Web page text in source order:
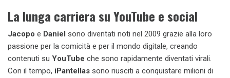
La lunga carriera su YouTube e social
Jacopo e Daniel sono diventati noti nel 2009 grazie alla loro
passione per la comicità e per il mondo digitale, creando
contenuti su YouTube che sono rapidamente diventati virali.
Con il tempo, iPantellas sono riusciti a conquistare milioni di